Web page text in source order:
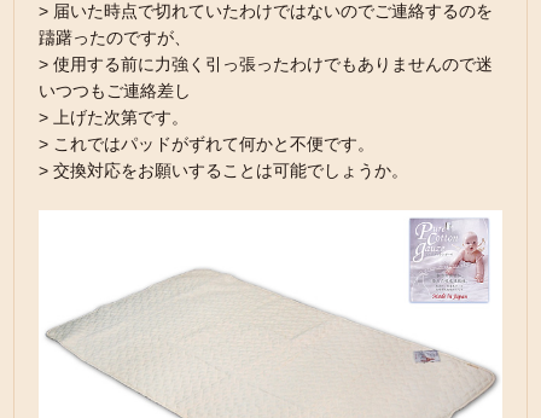
> 届いた時点で切れていたわけではないのでご連絡するのを
躊躇ったのですが、
> 使用する前に力強く引っ張ったわけでもありませんので迷
いつつもご連絡差し
> 上げた次第です。
> これではパッドがずれて何かと不便です。
> 交換対応をお願いすることは可能でしょうか。